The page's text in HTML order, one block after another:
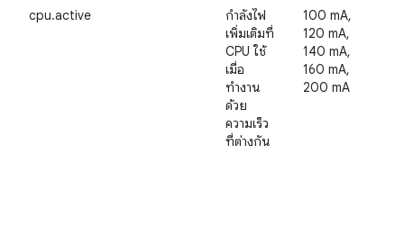
cpu.active
กำลังไฟ
เพิ่มเติมที่
CPU ใช้
เมื่อ
ทำงาน
ด้วย
ความเร็ว
ที่ต่างกัน
100 mA,
120 mA,
140 mA,
160 mA,
200 mA